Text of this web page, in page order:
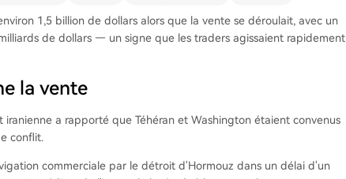
1,5 billion de dollars alors que la vente se déroulait, avec un
de dollars — un signe que les traders agissaient rapidement
la vente
a rapporté que Téhéran et Washington étaient convenus
conflit.
commerciale par le détroit d'Hormouz dans un délai d'un